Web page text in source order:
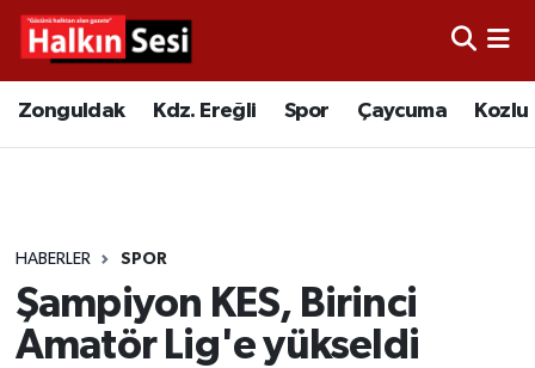
Zonguldak Kdz. Ereğli Spor Çaycuma Kozlu
HABERLER SPOR
Şampiyon KES, Birinci
Amatör Lig'e yükseldi
Video
Çaycuma
Alaplı
Merkez Hava Durumu
Tüm Manşetler